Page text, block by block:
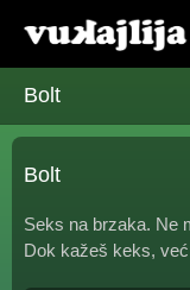
Bolt
Bolt
Seks na brzaka. Ne
Dok kažeš keks,